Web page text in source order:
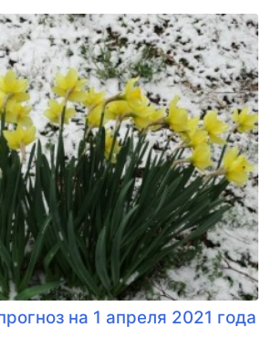
на 1 апреля 2021 года